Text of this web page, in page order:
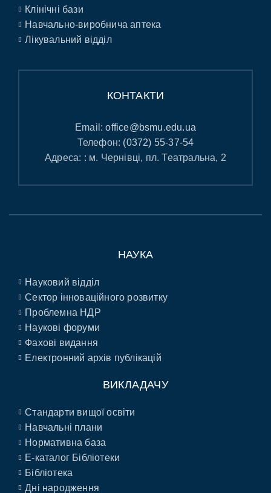
Клінічні бази
Навчально-виробнича аптека
Лікувальний відділ
КОНТАКТИ
Email:office@bsmu.edu.ua
Телефон: (0372) 55-37-54
Адреса: : м. Чернівці, пл. Театральна, 2
НАУКА
Науковий відділ
Сектор інноваційного розвитку
Проблемна НДР
Наукові форуми
Фахові видання
Електронний архів публікацій
ВИКЛАДАЧУ
Стандарти вищої освіти
Навчальні плани
Нормативна база
E-каталог Бібліотеки
Бібліотека
Дні народження